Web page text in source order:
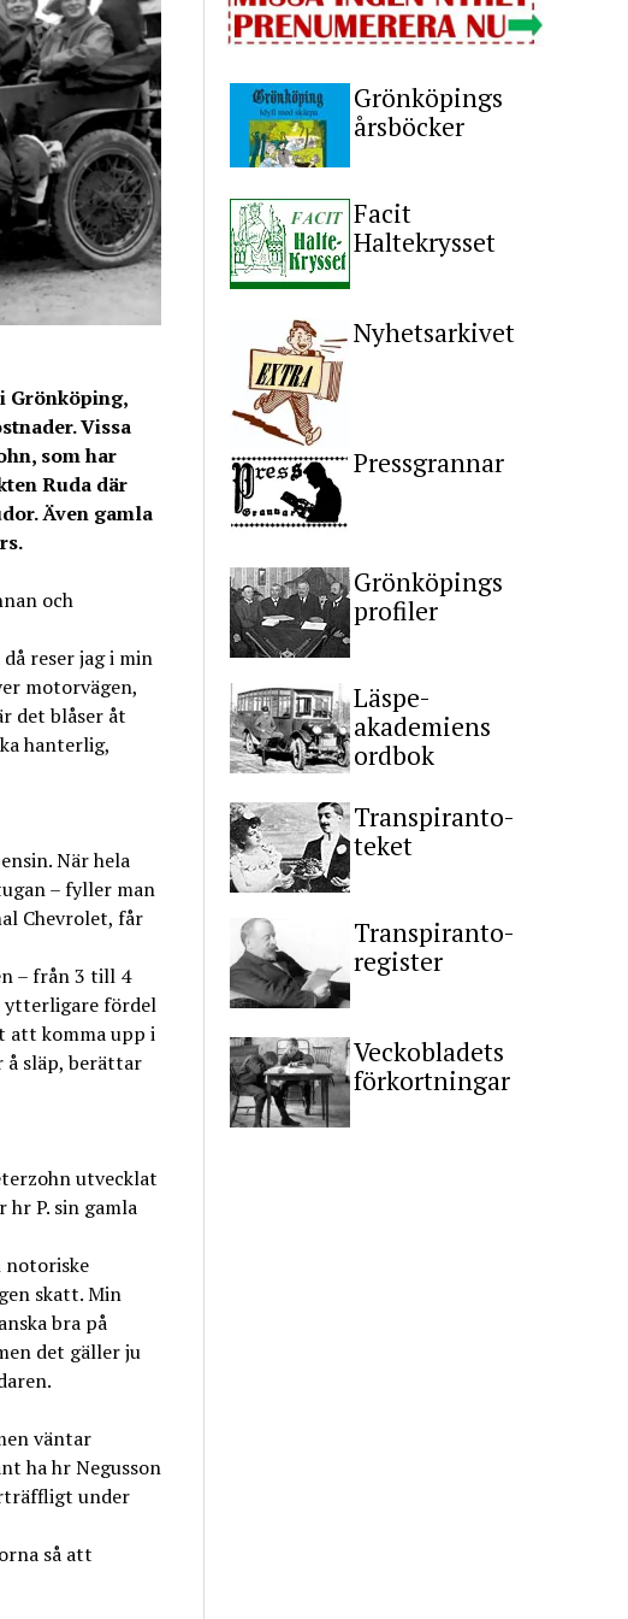
Grönköping,
Vissa
som har
Ruda där
Även gamla
och
reser jag i min
motorvägen,
det blåser åt
hanterlig,
När hela
– fyller man
Chevrolet, får
– från 3 till 4
ytterligare fördel
att komma upp i
å släp, berättar
utvecklat
P. sin gamla
notoriske
skatt. Min
bra på
det gäller ju
väntar
ha hr Negusson
under
så att
Grönköpings
årsböcker
Facit
Haltekrysset
Nyhetsarkivet
Pressgrannar
Grönköpings
profiler
Läspe-
akademiens
ordbok
Transpiranto-
teket
Transpiranto-
register
Veckobladets
förkortningar